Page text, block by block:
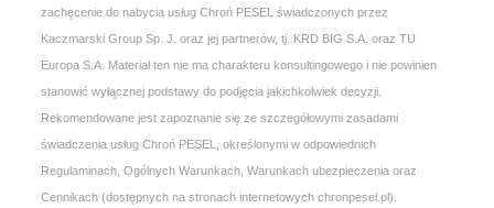
zachęcenie do nabycia usług Chroń PESEL świadczonych przez
Kaczmarski Group Sp. J. oraz jej partnerów, tj. KRD BIG S.A. oraz TU
Europa S.A. Materiał ten nie ma charakteru konsultingowego i nie powinien
stanowić wyłącznej podstawy do podjęcia jakichkolwiek decyzji.
Rekomendowane jest zapoznanie się ze szczegółowymi zasadami
świadczenia usług Chroń PESEL, określonymi w odpowiednich
Regulaminach, Ogólnych Warunkach, Warunkach ubezpieczenia oraz
Cennikach (dostępnych na stronach internetowych chronpesel.pl).